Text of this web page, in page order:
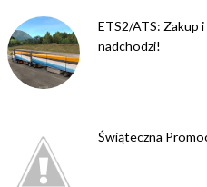
ETS2/ATS: Zakup
nadchodzi!
Świąteczna